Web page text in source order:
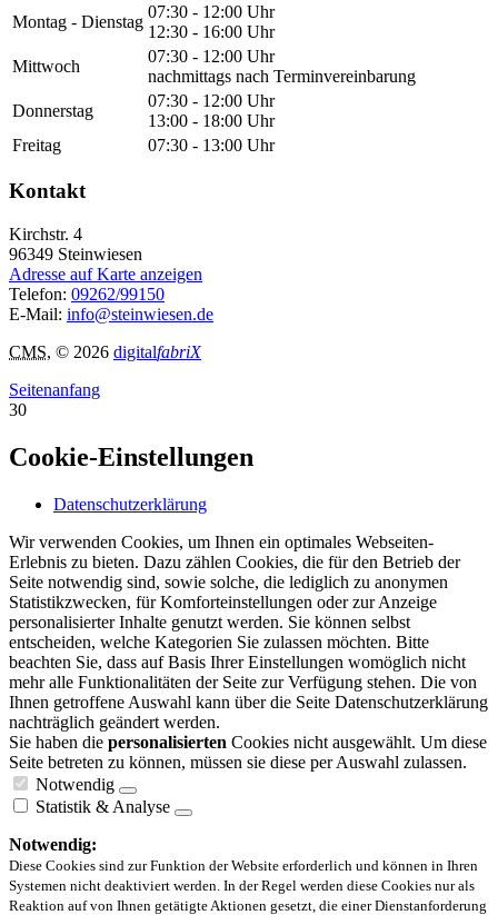
Montag - Dienstag
07:30 - 12:00 Uhr
12:30 - 16:00 Uhr
Mittwoch
07:30 - 12:00 Uhr
nachmittags nach Terminvereinbarung
Donnerstag
07:30 - 12:00 Uhr
13:00 - 18:00 Uhr
Freitag
07:30 - 13:00 Uhr
Kontakt
Kirchstr. 4
96349 Steinwiesen
Adresse auf Karte anzeigen
Telefon: 09262/99150
E-Mail: info@steinwiesen.de
CMS, © 2026 digitalfabriX
Seitenanfang
30
Cookie-Einstellungen
Datenschutzerklärung
Wir verwenden Cookies, um Ihnen ein optimales Webseiten-
Erlebnis zu bieten. Dazu zählen Cookies, die für den Betrieb der
Seite notwendig sind, sowie solche, die lediglich zu anonymen
Statistikzwecken, für Komforteinstellungen oder zur Anzeige
personalisierter Inhalte genutzt werden. Sie können selbst
entscheiden, welche Kategorien Sie zulassen möchten. Bitte
beachten Sie, dass auf Basis Ihrer Einstellungen womöglich nicht
mehr alle Funktionalitäten der Seite zur Verfügung stehen. Die von
Ihnen getroffene Auswahl kann über die Seite Datenschutzerklärung
nachträglich geändert werden.
Sie haben die personalisierten Cookies nicht ausgewählt. Um diese
Seite betreten zu können, müssen sie diese per Auswahl zulassen.
Notwendig
Statistik & Analyse
Notwendig:
Diese Cookies sind zur Funktion der Website erforderlich und können in Ihren
Systemen nicht deaktiviert werden. In der Regel werden diese Cookies nur als
Reaktion auf von Ihnen getätigte Aktionen gesetzt, die einer Dienstanforderung